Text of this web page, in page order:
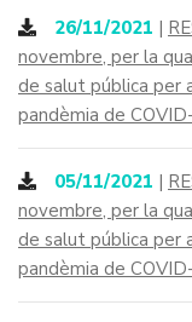
26/11/2021 |
novembre, per la
de salut pública per
pandèmia de
05/11/2021 |
novembre, per la
de salut pública per
pandèmia de